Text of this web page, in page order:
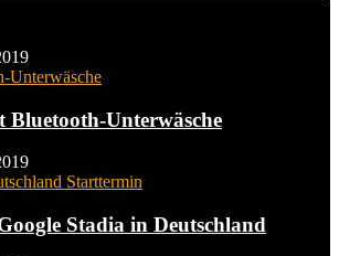
Bluetooth-Unterwäsche
Stadia in Deutschland